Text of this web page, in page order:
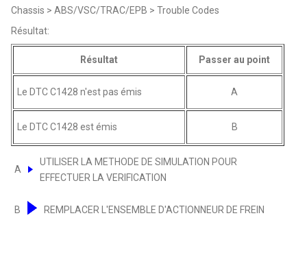
Chassis > ABS/VSC/TRAC/EPB > Trouble Codes
Résultat:
Résultat Passer au point
Le DTC C1428 n'est pas émis A
Le DTC C1428 est émis B
A
UTILISER LA METHODE DE SIMULATION POUR
EFFECTUER LA VERIFICATION
B REMPLACER L'ENSEMBLE D'ACTIONNEUR DE FREIN